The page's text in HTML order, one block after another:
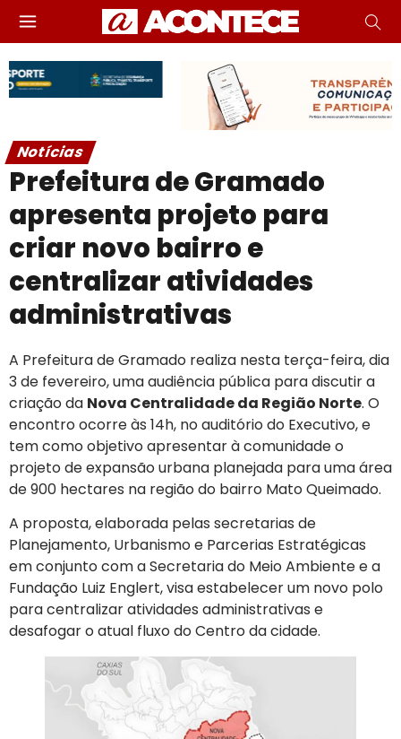
Notícias
Prefeitura de Gramado
apresenta projeto para
criar novo bairro e
centralizar atividades
administrativas
A Prefeitura de Gramado realiza nesta terça-feira, dia
3 de fevereiro, uma audiência pública para discutir a
criação da Nova Centralidade da Região Norte. O
encontro ocorre às 14h, no auditório do Executivo, e
tem como objetivo apresentar à comunidade o
projeto de expansão urbana planejada para uma área
de 900 hectares na região do bairro Mato Queimado.
A proposta, elaborada pelas secretarias de
Planejamento, Urbanismo e Parcerias Estratégicas
em conjunto com a Secretaria do Meio Ambiente e a
Fundação Luiz Englert, visa estabelecer um novo polo
para centralizar atividades administrativas e
desafogar o atual fluxo do Centro da cidade.